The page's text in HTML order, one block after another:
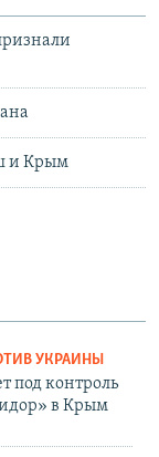
и Крым
УКРАИНЫ
под контроль
в Крым